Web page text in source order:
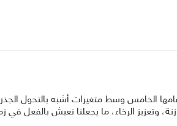
العهد، عامها الخامس وسط متغيرات أشبه
الرخاء، ما يجعلنا نعيش بالفعل في